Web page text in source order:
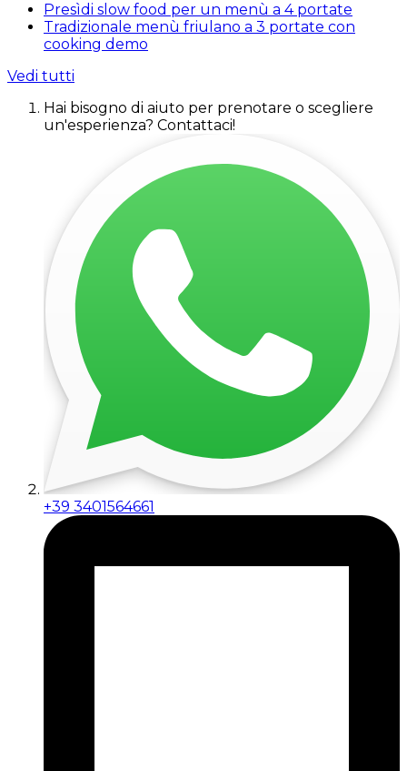
Presìdi slow food per un menù a 4 portate
Tradizionale menù friulano a 3 portate con
cooking demo
Vedi tutti
Hai bisogno di aiuto per prenotare o scegliere
un'esperienza? Contattaci!
+39 3401564661